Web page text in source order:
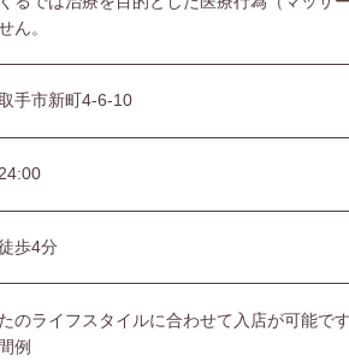
ん。
手市新町4-6-10
歩4分
のライフスタイルに合わせて入店が可能で
例